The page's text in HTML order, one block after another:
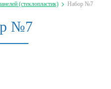
(стеклопластик) Набор №7
№7